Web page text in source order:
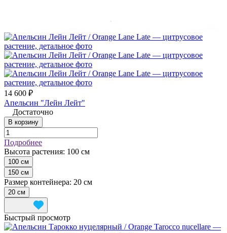
14 600 ₽
Апельсин "Лейн Лейт"
Достаточно
В корзину
Подробнее
Высота растения: 100 см
100 см
150 см
Размер контейнера: 20 см
20 см
Быстрый просмотр